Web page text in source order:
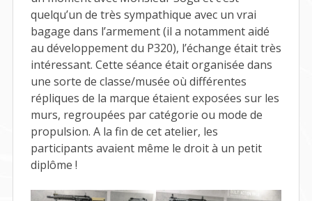
quelqu’un de très sympathique avec un vrai
bagage dans l’armement (il a notamment aidé
au développement du P320), l’échange était très
intéressant. Cette séance était organisée dans
une sorte de classe/musée où différentes
répliques de la marque étaient exposées sur les
murs, regroupées par catégorie ou mode de
propulsion. A la fin de cet atelier, les
participants avaient même le droit à un petit
diplôme !